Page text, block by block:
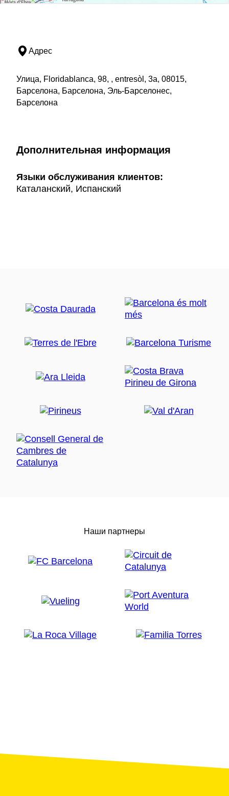
Адрес
Улица, Floridablanca, 98, , entresòl, 3a, 08015,
Барселона, Барселона, Эль-Барселонес,
Барселона
Дополнительная информация
Языки обслуживания клиентов:
Каталанский, Испанский
Наши партнеры